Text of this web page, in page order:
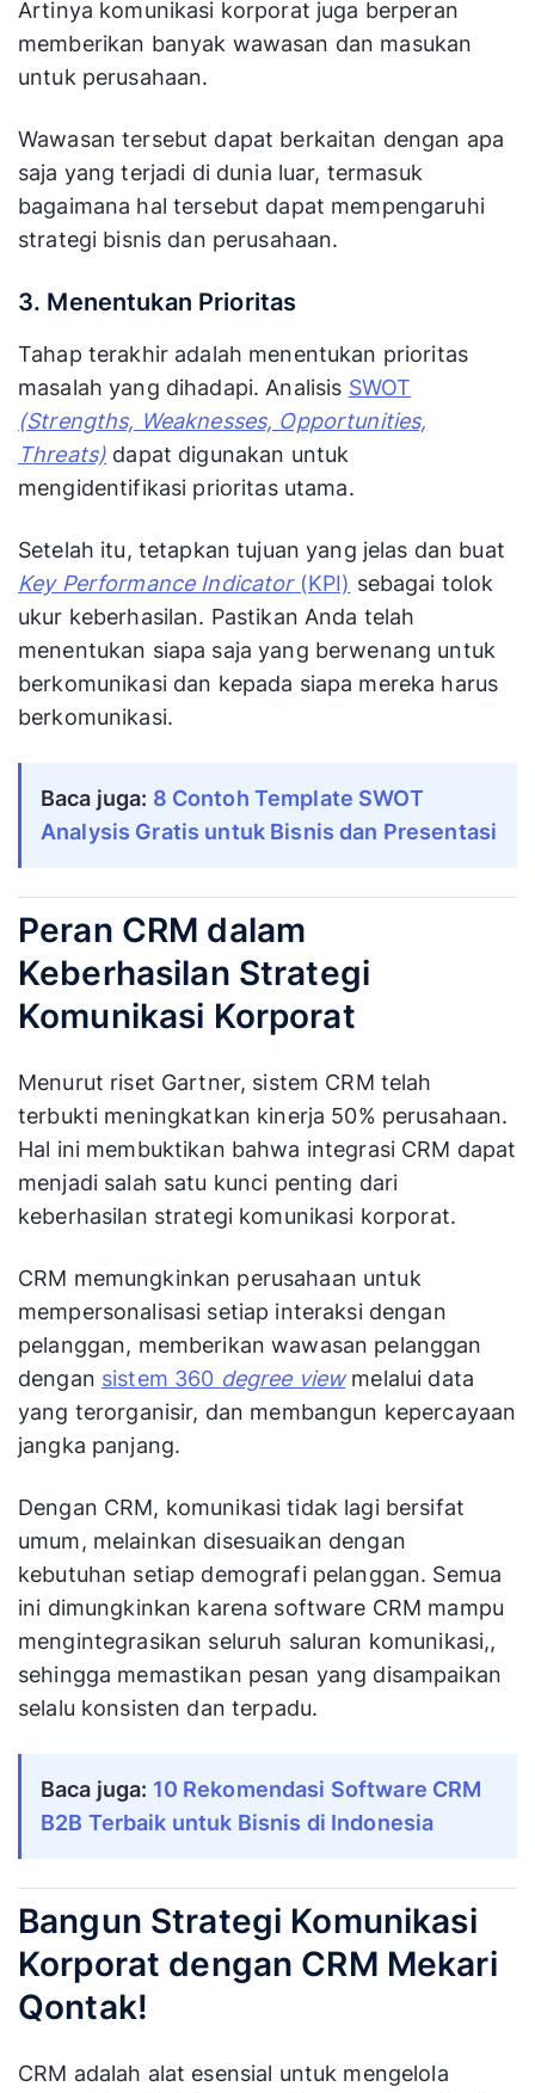
Artinya komunikasi korporat juga berperan
memberikan banyak wawasan dan masukan
untuk perusahaan.
Wawasan tersebut dapat berkaitan dengan apa
saja yang terjadi di dunia luar, termasuk
bagaimana hal tersebut dapat mempengaruhi
strategi bisnis dan perusahaan.
3. Menentukan Prioritas
Tahap terakhir adalah menentukan prioritas
masalah yang dihadapi. Analisis SWOT
(Strengths, Weaknesses, Opportunities,
Threats) dapat digunakan untuk
mengidentifikasi prioritas utama.
Setelah itu, tetapkan tujuan yang jelas dan buat
Key Performance Indicator(KPI) sebagai tolok
ukur keberhasilan. Pastikan Anda telah
menentukan siapa saja yang berwenang untuk
berkomunikasi dan kepada siapa mereka harus
berkomunikasi.
Baca juga: 8 Contoh Template SWOT
Analysis Gratis untuk Bisnis dan Presentasi
Peran CRM dalam
Keberhasilan Strategi
Komunikasi Korporat
Menurut riset Gartner, sistem CRM telah
terbukti meningkatkan kinerja 50% perusahaan.
Hal ini membuktikan bahwa integrasi CRM dapat
menjadi salah satu kunci penting dari
keberhasilan strategi komunikasi korporat.
CRM memungkinkan perusahaan untuk
mempersonalisasi setiap interaksi dengan
pelanggan, memberikan wawasan pelanggan
dengan sistem 360 degree viewmelalui data
yang terorganisir, dan membangun kepercayaan
jangka panjang.
Dengan CRM, komunikasi tidak lagi bersifat
umum, melainkan disesuaikan dengan
kebutuhan setiap demografi pelanggan. Semua
ini dimungkinkan karena software CRM mampu
mengintegrasikan seluruh saluran komunikasi,,
sehingga memastikan pesan yang disampaikan
selalu konsisten dan terpadu.
Baca juga: 10 Rekomendasi Software CRM
B2B Terbaik untuk Bisnis di Indonesia
Bangun Strategi Komunikasi
Korporat dengan CRM Mekari
Qontak!
CRM adalah alat esensial untuk mengelola